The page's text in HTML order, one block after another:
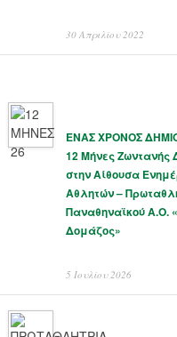
30 Απριλίου 2022
ΕΝΑΣ ΧΡΟΝΟΣ
12 Μήνες Ζωντανής
στην Αίθουσα
Αθλητών –
Παναθηναϊκού Α.Ο.
Δομάζος»
5 Ιουλίου 2026